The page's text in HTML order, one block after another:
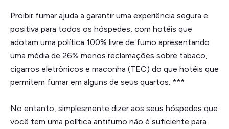
Proibir fumar ajuda a garantir uma experiência segura e
positiva para todos os hóspedes, com hotéis que
adotam uma política 100% livre de fumo apresentando
uma média de 26% menos reclamações sobre tabaco,
cigarros eletrônicos e maconha (TEC) do que hotéis que
permitem fumar em alguns de seus quartos. ***
No entanto, simplesmente dizer aos seus hóspedes que
você tem uma política antifumo não é suficiente para